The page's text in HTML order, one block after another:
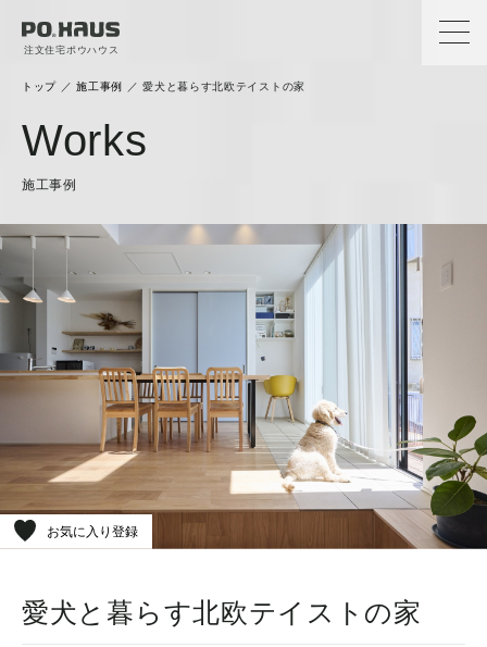
注文住宅ポウハウス
トップ ／施工事例 ／愛犬と暮らす北欧テイストの家
Works
施工事例
お気に入り登録
愛犬と暮らす北欧テイストの家